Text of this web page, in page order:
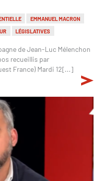
EMMANUEL MACRON
LÉGISLATIVES
de Jean-Luc Mélenchon
recueillis par
France) Mardi 12[...]